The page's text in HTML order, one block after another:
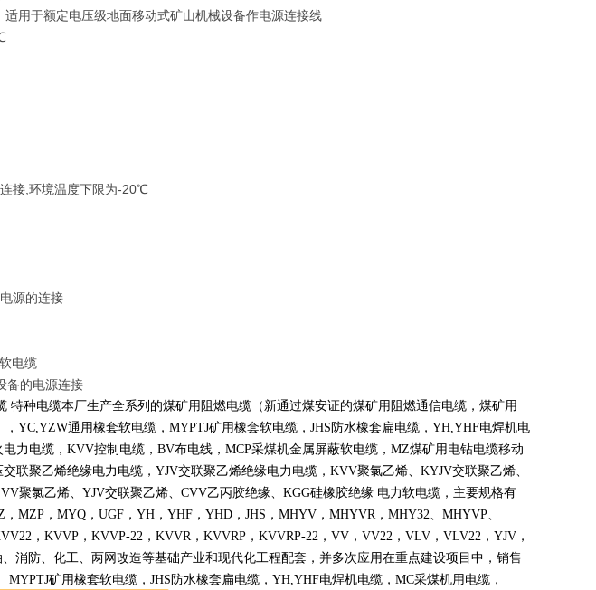
用于额定电压级地面移动式矿山机械设备作电源连接线
接,环境温度下限为-20℃
源的连接
电缆
备的电源连接
特种电缆本厂生产全系列的煤矿用阻燃电缆（新通过煤安证的煤矿用阻燃通信电缆，煤矿用
YC,YZW通用橡套软电缆， MYPTJ矿用橡套软电缆， JHS 防水橡套扁电缆， YH,YHF电焊机电
力电缆， KVV控制电缆， BV布电线， MCP采煤机金属屏蔽软电缆， MZ煤矿用电钻电缆移动
交联聚乙烯绝缘电力电缆， YJV交联聚乙烯绝缘电力电缆， KVV聚氯乙烯、 KYJV交联聚乙烯、
VV聚氯乙烯、 YJV交联聚乙烯、 CVV乙丙胶绝缘、 KGG硅橡胶绝缘 电力软电缆，主要规格有
， MZP ， MYQ ， UGF ， YH ， YHF ， YHD ， JHS ， MHYV ， MHYVR， MHY32、 MHYVP、
， KVVP ， KVVP-22 ， KVVR， KVVRP ， KVVRP-22 ， VV ， VV22 ， VLV ， VLV22 ， YJV ，
消防、化工、两网改造等基础产业和现代化工程配套，并多次应用在重点建设项目中，销售
MYPTJ矿用橡套软电缆， JHS 防水橡套扁电缆， YH,YHF电焊机电缆， MC采煤机用电缆，